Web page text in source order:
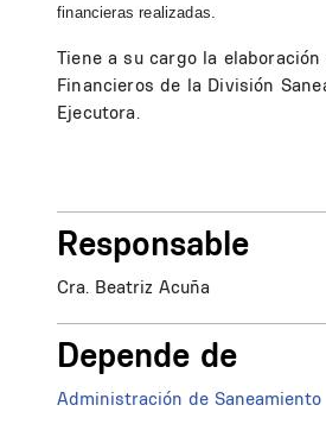
financieras realizadas.
Tiene a su cargo la
Financieros de la División
Ejecutora.
Responsable
Cra. Beatriz Acuña
Depende de
Administración de Saneamiento